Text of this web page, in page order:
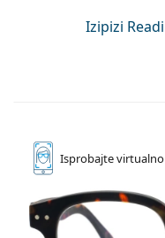
Izipizi
Isprobajtevirtualno